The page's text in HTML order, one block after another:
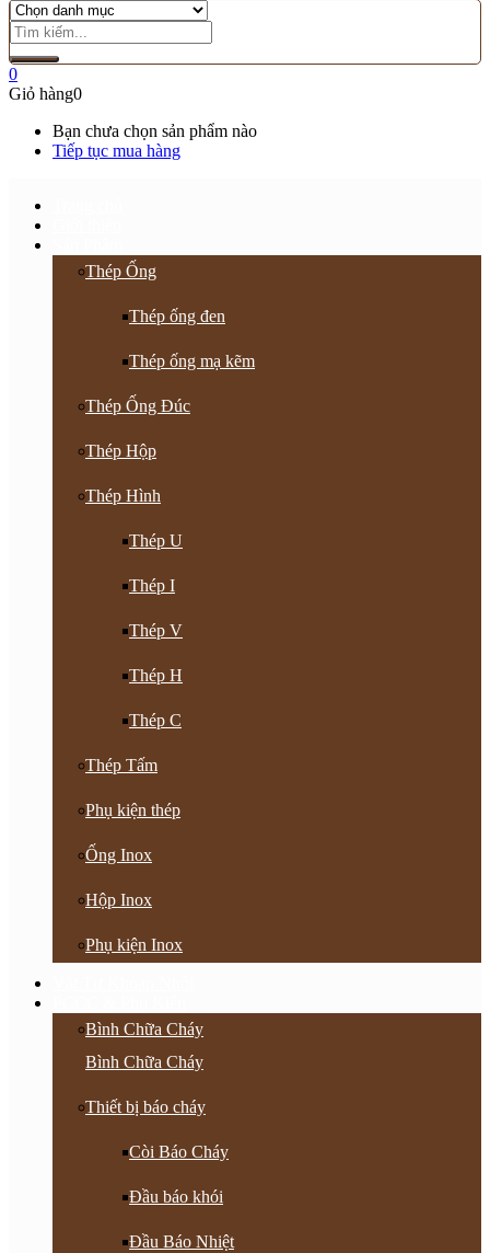
0
Giỏ hàng0
Bạn chưa chọn sản phẩm nào
Tiếp tục mua hàng
Thép Ống
Thép ống đen
Thép ống mạ kẽm
Thép Ống Đúc
Thép Hộp
Thép Hình
Thép U
Thép I
Thép V
Thép H
Thép C
Thép Tấm
Phụ kiện thép
Ống Inox
Hộp Inox
Phụ kiện Inox
Bình Chữa Cháy
Bình Chữa Cháy
Thiết bị báo cháy
Còi Báo Cháy
Đầu báo khói
Đầu Báo Nhiệt